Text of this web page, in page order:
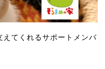
てくれるサポートメンバ